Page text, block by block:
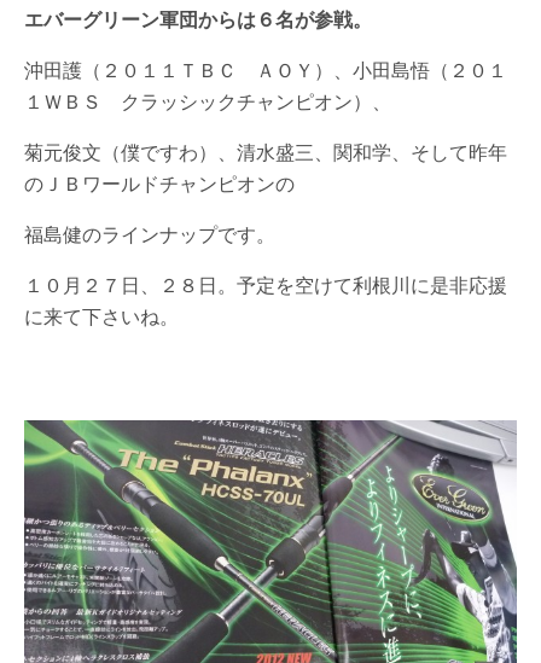
エバーグリーン軍団からは６名が参戦。
沖田護（２０１１ＴＢＣ ＡＯＹ）、小田島悟（２０１
１ＷＢＳ クラッシックチャンピオン）、
菊元俊文（僕ですわ）、清水盛三、関和学、そして昨年
のＪＢワールドチャンピオンの
福島健のラインナップです。
１０月２７日、２８日。予定を空けて利根川に是非応援
に来て下さいね。